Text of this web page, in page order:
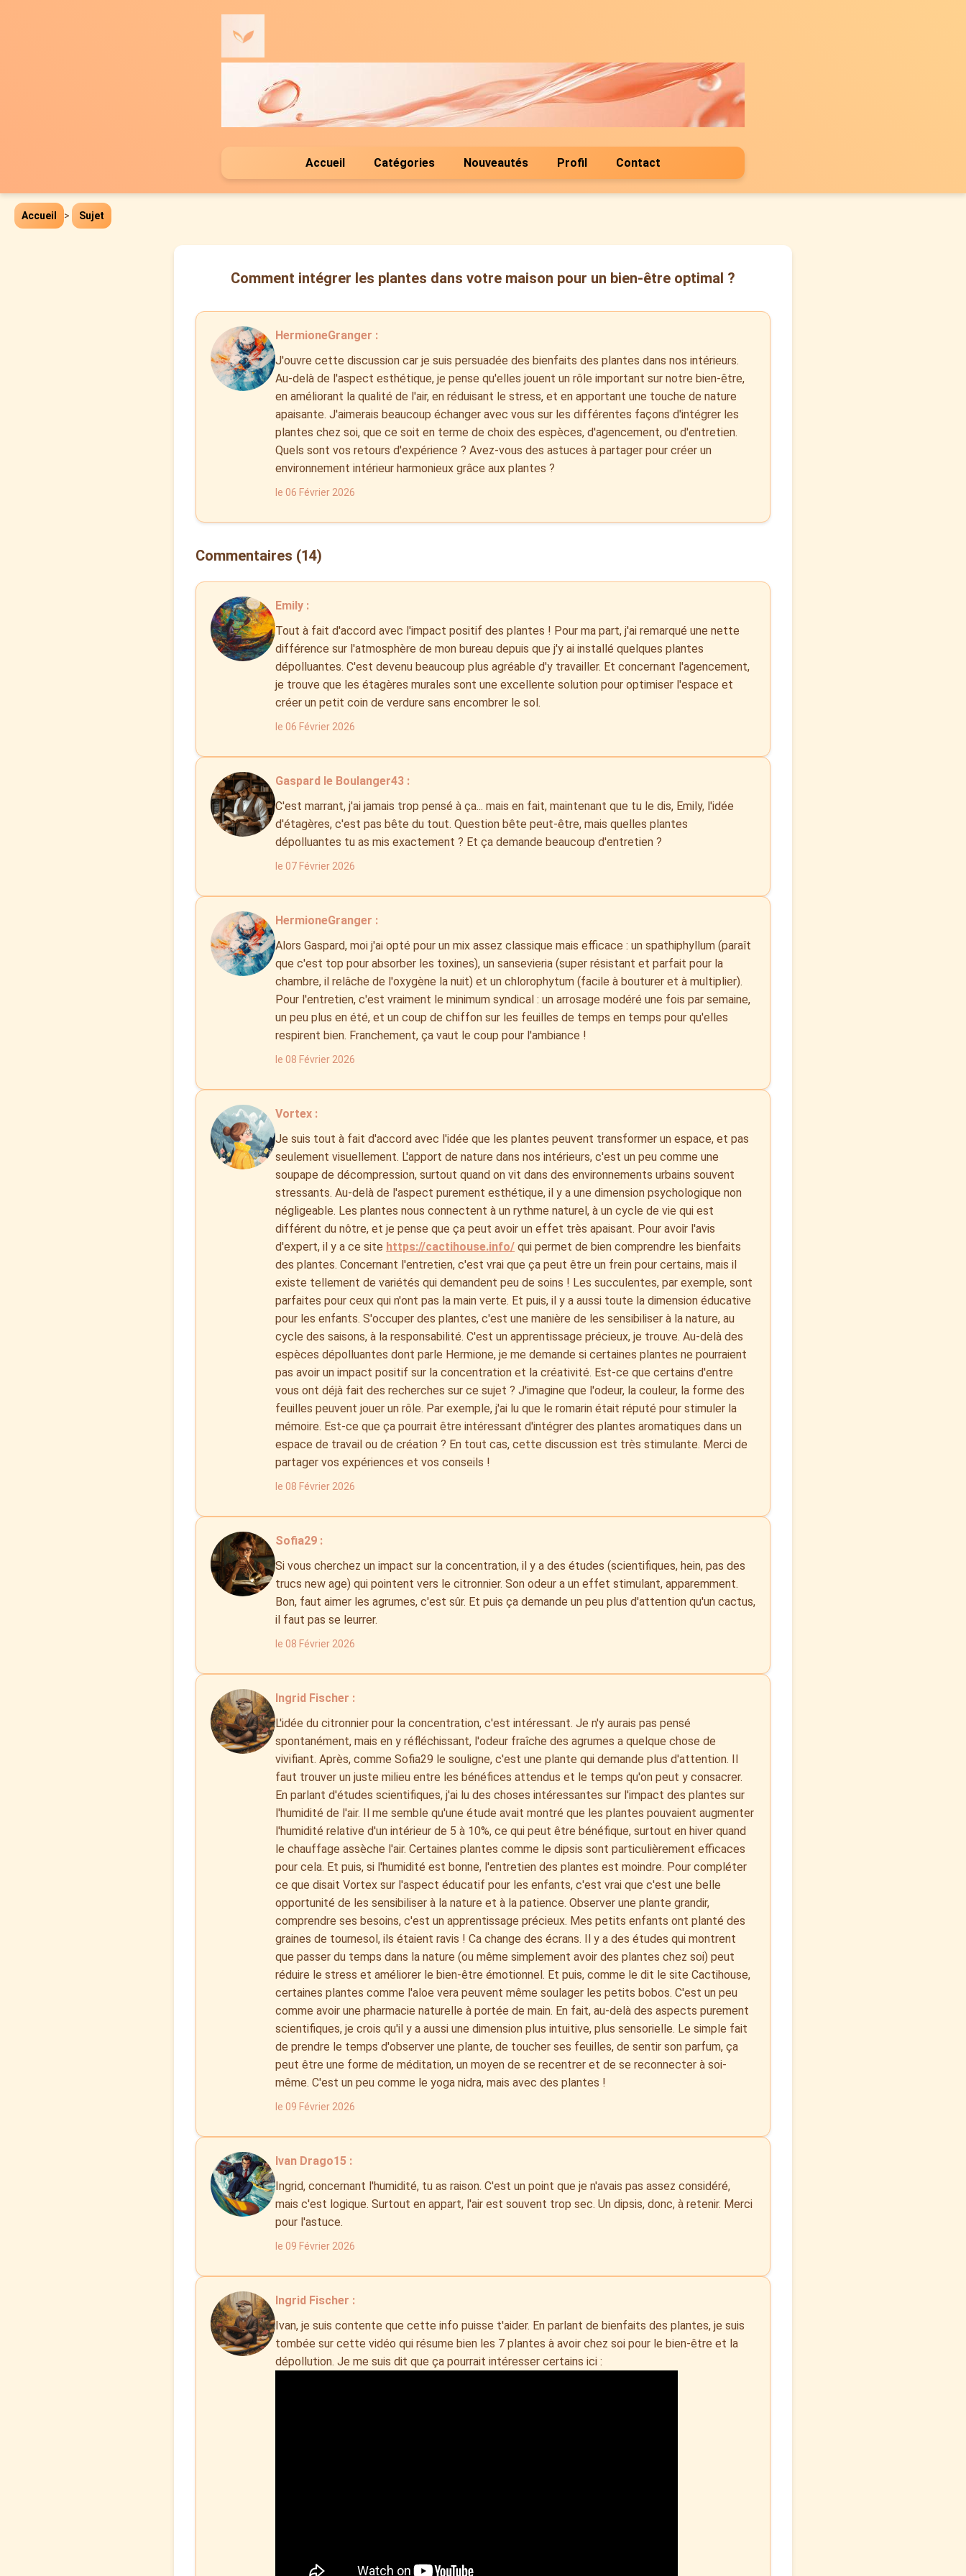
Accueil Catégories Nouveautés Profil Contact
Accueil > Sujet
Comment intégrer les plantes dans votre maison pour un bien-être optimal ?
HermioneGranger :
J'ouvre cette discussion car je suis persuadée des bienfaits des plantes dans nos intérieurs.
Au-delà de l'aspect esthétique, je pense qu'elles jouent un rôle important sur notre bien-être,
en améliorant la qualité de l'air, en réduisant le stress, et en apportant une touche de nature
apaisante. J'aimerais beaucoup échanger avec vous sur les différentes façons d'intégrer les
plantes chez soi, que ce soit en terme de choix des espèces, d'agencement, ou d'entretien.
Quels sont vos retours d'expérience ? Avez-vous des astuces à partager pour créer un
environnement intérieur harmonieux grâce aux plantes ?
le 06 Février 2026
Commentaires (14)
Emily :
Tout à fait d'accord avec l'impact positif des plantes ! Pour ma part, j'ai remarqué une nette
différence sur l'atmosphère de mon bureau depuis que j'y ai installé quelques plantes
dépolluantes. C'est devenu beaucoup plus agréable d'y travailler. Et concernant l'agencement,
je trouve que les étagères murales sont une excellente solution pour optimiser l'espace et
créer un petit coin de verdure sans encombrer le sol.
le 06 Février 2026
Gaspard le Boulanger43 :
C'est marrant, j'ai jamais trop pensé à ça... mais en fait, maintenant que tu le dis, Emily, l'idée
d'étagères, c'est pas bête du tout. Question bête peut-être, mais quelles plantes
dépolluantes tu as mis exactement ? Et ça demande beaucoup d'entretien ?
le 07 Février 2026
HermioneGranger :
Alors Gaspard, moi j'ai opté pour un mix assez classique mais efficace : un spathiphyllum (paraît
que c'est top pour absorber les toxines), un sansevieria (super résistant et parfait pour la
chambre, il relâche de l'oxygène la nuit) et un chlorophytum (facile à bouturer et à multiplier).
Pour l'entretien, c'est vraiment le minimum syndical : un arrosage modéré une fois par semaine,
un peu plus en été, et un coup de chiffon sur les feuilles de temps en temps pour qu'elles
respirent bien. Franchement, ça vaut le coup pour l'ambiance !
le 08 Février 2026
Vortex :
Je suis tout à fait d'accord avec l'idée que les plantes peuvent transformer un espace, et pas
seulement visuellement. L'apport de nature dans nos intérieurs, c'est un peu comme une
soupape de décompression, surtout quand on vit dans des environnements urbains souvent
stressants. Au-delà de l'aspect purement esthétique, il y a une dimension psychologique non
négligeable. Les plantes nous connectent à un rythme naturel, à un cycle de vie qui est
différent du nôtre, et je pense que ça peut avoir un effet très apaisant. Pour avoir l'avis
d'expert, il y a ce site https://cactihouse.info/ qui permet de bien comprendre les bienfaits
des plantes. Concernant l'entretien, c'est vrai que ça peut être un frein pour certains, mais il
existe tellement de variétés qui demandent peu de soins ! Les succulentes, par exemple, sont
parfaites pour ceux qui n'ont pas la main verte. Et puis, il y a aussi toute la dimension éducative
pour les enfants. S'occuper des plantes, c'est une manière de les sensibiliser à la nature, au
cycle des saisons, à la responsabilité. C'est un apprentissage précieux, je trouve. Au-delà des
espèces dépolluantes dont parle Hermione, je me demande si certaines plantes ne pourraient
pas avoir un impact positif sur la concentration et la créativité. Est-ce que certains d'entre
vous ont déjà fait des recherches sur ce sujet ? J'imagine que l'odeur, la couleur, la forme des
feuilles peuvent jouer un rôle. Par exemple, j'ai lu que le romarin était réputé pour stimuler la
mémoire. Est-ce que ça pourrait être intéressant d'intégrer des plantes aromatiques dans un
espace de travail ou de création ? En tout cas, cette discussion est très stimulante. Merci de
partager vos expériences et vos conseils !
le 08 Février 2026
Sofia29 :
Si vous cherchez un impact sur la concentration, il y a des études (scientifiques, hein, pas des
trucs new age) qui pointent vers le citronnier. Son odeur a un effet stimulant, apparemment.
Bon, faut aimer les agrumes, c'est sûr. Et puis ça demande un peu plus d'attention qu'un cactus,
il faut pas se leurrer.
le 08 Février 2026
Ingrid Fischer :
L'idée du citronnier pour la concentration, c'est intéressant. Je n'y aurais pas pensé
spontanément, mais en y réfléchissant, l'odeur fraîche des agrumes a quelque chose de
vivifiant. Après, comme Sofia29 le souligne, c'est une plante qui demande plus d'attention. Il
faut trouver un juste milieu entre les bénéfices attendus et le temps qu'on peut y consacrer.
En parlant d'études scientifiques, j'ai lu des choses intéressantes sur l'impact des plantes sur
l'humidité de l'air. Il me semble qu'une étude avait montré que les plantes pouvaient augmenter
l'humidité relative d'un intérieur de 5 à 10%, ce qui peut être bénéfique, surtout en hiver quand
le chauffage assèche l'air. Certaines plantes comme le dipsis sont particulièrement efficaces
pour cela. Et puis, si l'humidité est bonne, l'entretien des plantes est moindre. Pour compléter
ce que disait Vortex sur l'aspect éducatif pour les enfants, c'est vrai que c'est une belle
opportunité de les sensibiliser à la nature et à la patience. Observer une plante grandir,
comprendre ses besoins, c'est un apprentissage précieux. Mes petits enfants ont planté des
graines de tournesol, ils étaient ravis ! Ca change des écrans. Il y a des études qui montrent
que passer du temps dans la nature (ou même simplement avoir des plantes chez soi) peut
réduire le stress et améliorer le bien-être émotionnel. Et puis, comme le dit le site Cactihouse,
certaines plantes comme l'aloe vera peuvent même soulager les petits bobos. C'est un peu
comme avoir une pharmacie naturelle à portée de main. En fait, au-delà des aspects purement
scientifiques, je crois qu'il y a aussi une dimension plus intuitive, plus sensorielle. Le simple fait
de prendre le temps d'observer une plante, de toucher ses feuilles, de sentir son parfum, ça
peut être une forme de méditation, un moyen de se recentrer et de se reconnecter à soi-
même. C'est un peu comme le yoga nidra, mais avec des plantes !
le 09 Février 2026
Ivan Drago15 :
Ingrid, concernant l'humidité, tu as raison. C'est un point que je n'avais pas assez considéré,
mais c'est logique. Surtout en appart, l'air est souvent trop sec. Un dipsis, donc, à retenir. Merci
pour l'astuce.
le 09 Février 2026
Ingrid Fischer :
Ivan, je suis contente que cette info puisse t'aider. En parlant de bienfaits des plantes, je suis
tombée sur cette vidéo qui résume bien les 7 plantes à avoir chez soi pour le bien-être et la
dépollution. Je me suis dit que ça pourrait intéresser certains ici :